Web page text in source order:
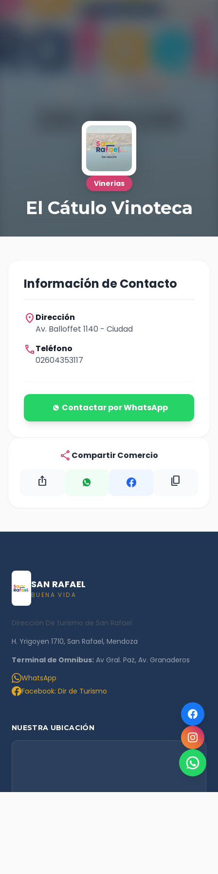
Vinerias
El Cátulo Vinoteca
Información de Contacto
location_on Dirección
Av. Balloffet 1140 - Ciudad
callTeléfono
02604353117
Contactar por WhatsApp
share Compartir Comercio
ios_share content_copy
SAN RAFAEL
BUENA VIDA
Dirección De turismo de San Rafael
H. Yrigoyen 1710, San Rafael, Mendoza
Terminal de Omnibus: Av Gral. Paz, Av. Granaderos
WhatsApp
Facebook: Dir de Turismo
NUESTRA UBICACIÓN